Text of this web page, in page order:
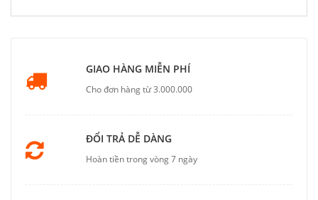
GIAO HÀNG MIỄN PHÍ
Cho đơn hàng từ 3.000.000
ĐỔI TRẢ DỄ DÀNG
Hoàn tiền trong vòng 7 ngày